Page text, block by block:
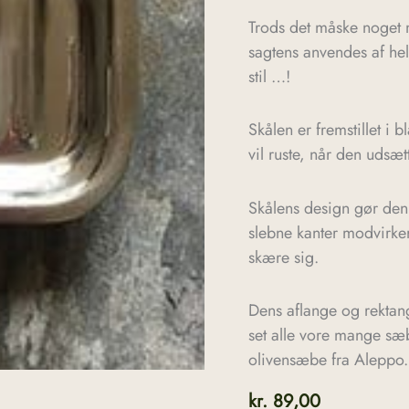
Trods det måske
sagtens anvendes af
stil …!
Skålen er fremstillet i
vil ruste, når den
Skålens design gør
slebne kanter
skære sig.
Dens aflange og
set alle vore mange
olivensæbe fra Aleppo.
kr. 89,00